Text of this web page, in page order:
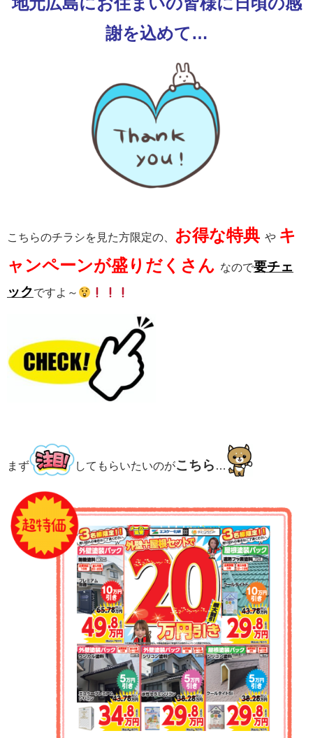
謝を込めて…
こちらのチラシを見た方限定の、 お得な特典 や キ
ャンペーンが盛りだくさん なので要チェ
ックですよ～
まず してもらいたいのがこちら …